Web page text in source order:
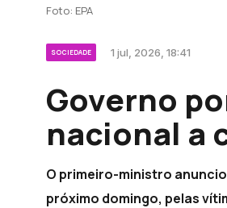
Foto: EPA
SOCIEDADE 1 jul, 2026, 18:41
Governo
nacional a
O primeiro-ministro
próximo domingo, pelas